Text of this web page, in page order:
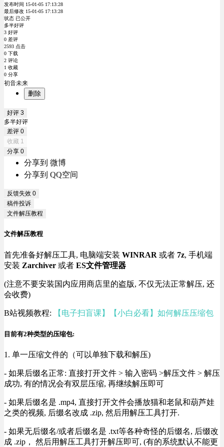
发布时间 15-01-05 17:13:28
最后修改 15-01-05 17:13:28
状态 已公开
多半好评
3 好评
0 差评
2593 点击
0 下载
2 评论
1 收藏
0 分享
初音未来
删除
好评 3
多半好评
差评 0
收藏 1
分享 0
分享到 微博
分享到 QQ空间
反馈失效 0
稿件投诉
文件解压教程
文件解压教程
首先准备好解压工具, 电脑端安装 WINRAR 或者 7z, 手机端
安装 Zarchiver 或者 ES文件管理器
(注意不要安装国内应用商店里的盗版, 不仅无法正常解压, 还
会收费)
B站视频教程: 【电子扫盲课】【小白必看】如何解压压缩包
目前有2种类型的压缩包:
1. 单一压缩文件的（可以单独下载和解压)
- 如果后缀名正常: 直接打开文件 > 输入密码 >解压文件 > 解压
成功, 有的情况会有双层压缩, 再继续解压即可
- 如果后缀名是 .mp4, 直接打开文件会播放猫和老鼠和葫芦娃
之类的视频, 后缀名改成 .zip, 然后用解压工具打开.
- 如果无后缀名/或者后缀名是 .txt等各种奇怪的后缀名, 后缀改
成 .zip， 然后用解压工具打开解压即可, (有的系统默认不能更